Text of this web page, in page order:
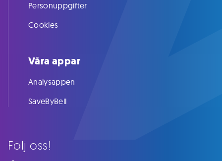
Följ oss!
Personuppgifter
Cookies
Våra appar
Analysappen
SaveByBell